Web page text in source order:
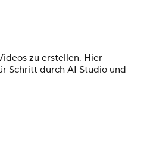
zu erstellen. Hier
Schritt durch AI Studio und